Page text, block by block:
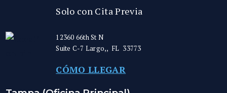
Solo con Cita Previa
12360 66th St N
Suite C-7 Largo,, FL 33773
CÓMO LLEGAR